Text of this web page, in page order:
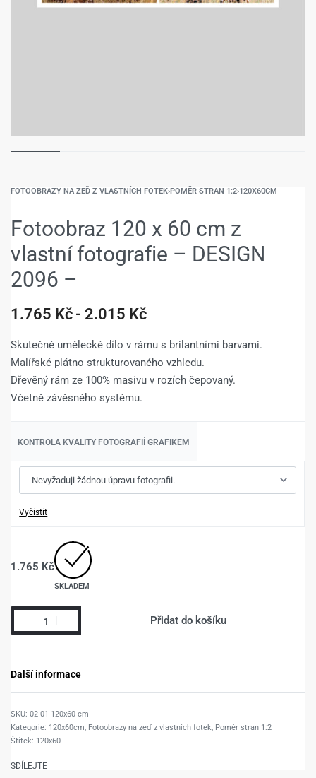
FOTOOBRAZY NA ZEĎ Z VLASTNÍCH FOTEK›POMĚR STRAN 1:2›120X60CM
Fotoobraz 120 x 60 cm z
vlastní fotografie – DESIGN
2096 –
1.765 Kč 2.015 Kč
Skutečné umělecké dílo v rámu s brilantními barvami.
Malířské plátno strukturovaného vzhledu.
Dřevěný rám ze 100% masivu v rozích čepovaný.
Včetně závěsného systému.
KONTROLA KVALITY FOTOGRAFIÍ GRAFIKEM
Vyčistit
1.765 Kč
SKLADEM
Přidat do košíku
Další informace
02-01-120x60-cm
Kategorie: 120x60cm, Fotoobrazy na zeď z vlastních fotek, Poměr stran 1:2
Štítek: 120x60
SDÍLEJTE